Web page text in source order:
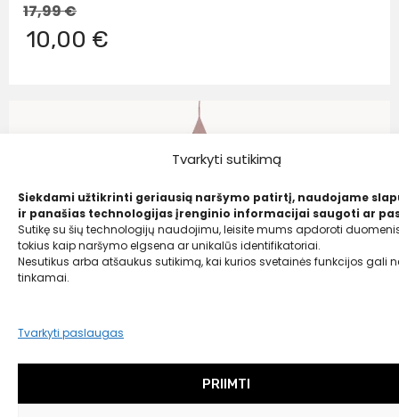
Tvarkyti sutikimą
Siekdami užtikrinti geriausią naršymo patirtį, naudojame
ir panašias technologijas įrenginio informacijai saugoti ar
Sutikę su šių technologijų naudojimu, leisite mums apdoroti
tokius kaip naršymo elgsena ar unikalūs identifikatoriai.
Nesutikus arba atšaukus sutikimą, kai kurios svetainės funkcijos gali
tinkamai.
Tvarkyti paslaugas
PRIIMTI
17,99€
10,00 €